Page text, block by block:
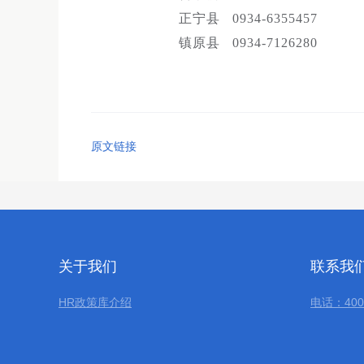
正宁县 0934-6355457
镇原县 0934-7126280
原文链接
关于我们
HR政策库介绍
联系我
电话：